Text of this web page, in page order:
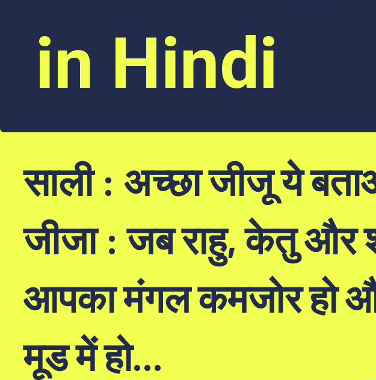
in Hindi
साली : अच्छा जीजू ये
जीजा : जब राहु, केतु और
आपका मंगल कमजोर हो
मूड में हो...